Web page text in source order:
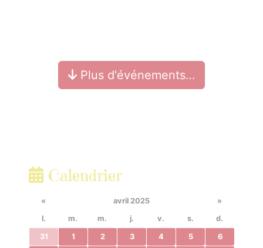
Plus d'événements…
Calendrier
« avril 2025
»
l.
m. m. j. v. s. d.
31 1 2 3 4 5 6